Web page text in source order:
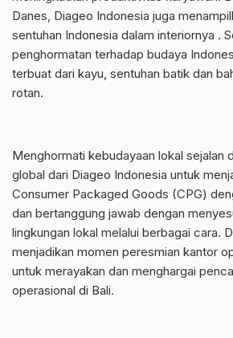
Danes, Diageo Indonesia juga
sentuhan Indonesia dalam interiornya .
penghormatan terhadap budaya
terbuat dari kayu, sentuhan batik dan
rotan.
Menghormati kebudayaan lokal sejalan
global dari Diageo Indonesia untuk
Consumer Packaged Goods (CPG)
dan bertanggung jawab dengan
lingkungan lokal melalui berbagai cara.
menjadikan momen peresmian kantor
untuk merayakan dan menghargai
operasional di Bali.